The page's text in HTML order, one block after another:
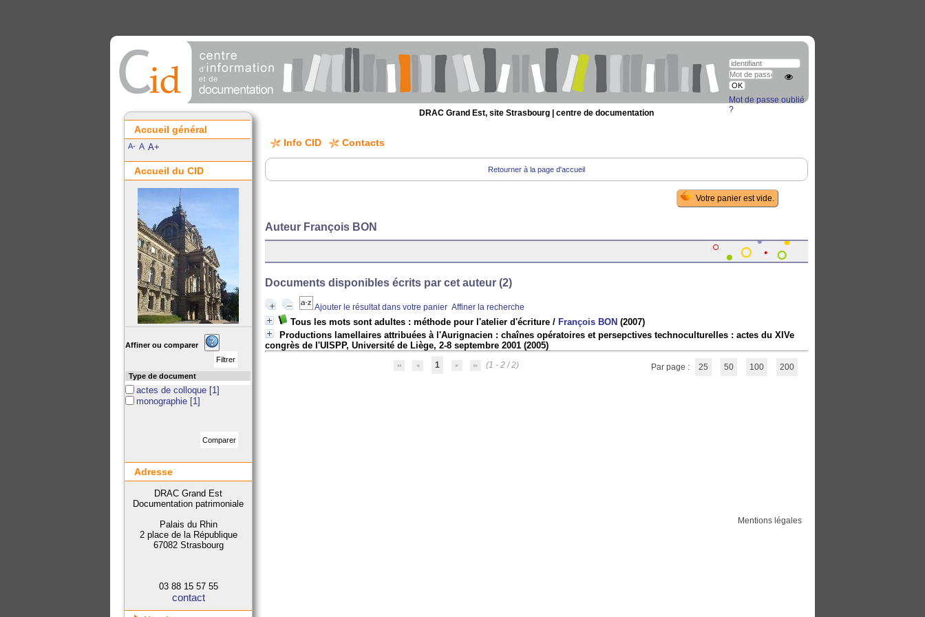
DRAC Grand Est, site Strasbourg | centre de documentation
Info CID Contacts
Retourner à la page d'accueil
Auteur François BON
Documents disponibles écrits par cet auteur (2)
Ajouter le résultat dans votre panier Affiner la recherche
Tous les mots sont adultes : méthode pour l'atelier d'écriture / François BON (2007)
Productions lamellaires attribuées à l'Aurignacien : chaînes opératoires et persepctives technoculturelles : actes du XIVe
congrès de l'UISPP, Université de Liège, 2-8 septembre 2001 (2005)
1 (1 - 2 / 2) Par page : 25 50 100 200
Mentions légales
Accueil général
A- A A+
Accueil du CID
Mot de passe oublié
?
Affiner ou comparer
Type de document
actes de colloque [1]
monographie [1]
Adresse
DRAC Grand Est
Documentation patrimoniale
Palais du Rhin
2 place de la République
67082 Strasbourg
03 88 15 57 55
contact